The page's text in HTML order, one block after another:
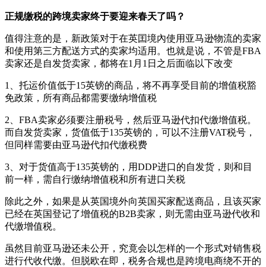
正规缴税的跨境卖家终于要迎来春天了吗？
值得注意的是，新政策对于在英囯境內使用亚马逊物流的卖家
和使用第三方配送方式的卖家均适用。也就是说，不管是FBA
卖家还是自发货卖家，都将在1月1日之后面临以下改变
1、托运价值低于15英镑的商品，将不再享受目前的增值税豁
免政策，所有商品都需要缴纳增值税
2、FBA卖家必须要注册税号，然后亚马逊代扣代缴增值税。
而自发货卖家，货值低于135英镑的，可以不注册VAT税号，
但同样需要由亚马逊代扣代缴税费
3、对于货值高于135英镑的，用DDP进口的自发货，则和目
前一样，需自行缴纳增值税和所有进口关税
除此之外，如果是从英国境外向英国买家配送商品，且该买家
已经在英国登记了增值税的B2B卖家，则无需由亚马逊代收和
代缴增值税。
虽然目前亚马逊还未公开，究竟会以怎样的一个形式对销售税
进行代收代缴。但脱欧在即，税务合规也是跨境电商绕不开的